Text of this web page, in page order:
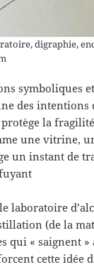
digraphie,
symboliques
des
protège la
une vitrine,
un instant de
laboratoire
(de la
qui « saignent
cette idée